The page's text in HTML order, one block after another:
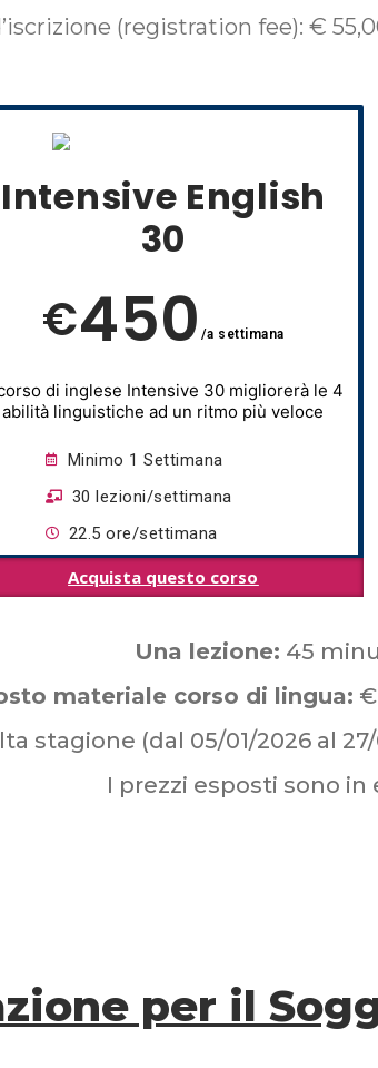
(registration fee): €
Intensive English
30
€450 /a settimana
di inglese Intensive 30 migliorerà le 4
abilità linguistiche ad un ritmo più veloce
Minimo 1 Settimana
30 lezioni/settimana
22.5 ore/settimana
Acquista questo corso
Una lezione: 45
materiale corso di lingua:
stagione (dal 05/01/2026 al
I prezzi esposti sono in
per il